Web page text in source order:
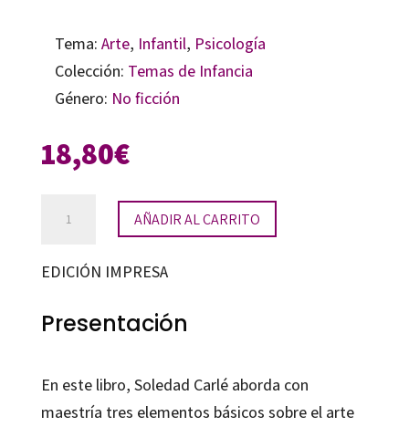
Tema: Arte, Infantil, Psicología
Colección: Temas de Infancia
Género: No ficción
18,80€
cantidad
AÑADIR AL CARRITO
EDICIÓN IMPRESA
Presentación
En este libro, Soledad Carlé aborda con
maestría tres elementos básicos sobre el arte